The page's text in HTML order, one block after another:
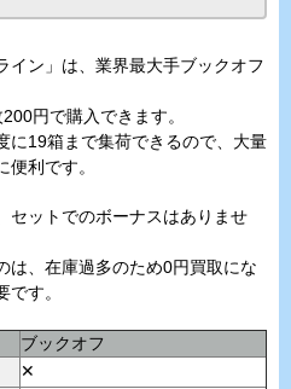
イン」は、業界最大手ブックオフ
円で購入できます。
に19箱まで集荷できるので、大量
利です。
セットでのボーナスはありませ
は、在庫過多のため0円買取にな
す。
ブックオフ
✕